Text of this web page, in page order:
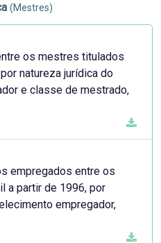
(Mestres)
os mestres titulados
natureza jurídica do
e classe de mestrado,
empregados entre os
a partir de 1996, por
empregador,